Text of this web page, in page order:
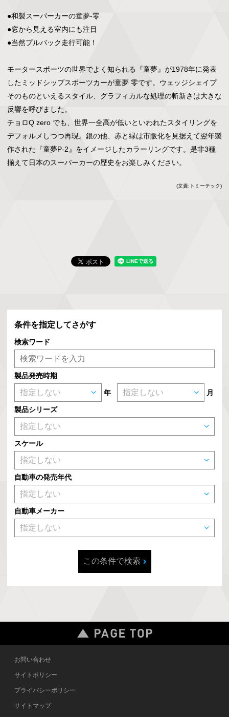
●和製スーパーカーの童夢-零
●窓から見える室内にも注目
●当然プルバック走行可能！
モータースポーツの世界でよく知られる『童夢』が1978年に発表
したミッドシップスポーツカーが童夢 零です。ウェッジシェイプ
そのものといえるスタイル、グラフィカルな処理の斬新さは大きな
反響を呼びました。
チョロQ zero でも、世界一全高が低いといわれたスタイリングを
デフォルメしつつ再現。銀の他、赤と緑は市販化を見据えて翌年製
作された『童夢P-2』をイメージしたカラーリングです。是非3種
揃えて日本のスーパーカーの歴史をお楽しみください。
(文責:トミーテック)
条件を指定してさがす
検索ワード
製品発売時期
年 月
製品シリーズ
スケール
自動車の発売年代
自動車メーカー
この条件で検索
お問い合わせ
サイトポリシー
プライバシーポリシー
サイトマップ